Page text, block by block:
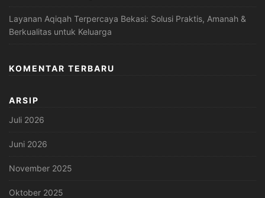
Layanan Aqiqah Terpercaya Bekasi: Solusi Praktis, Amanah &
Berkualitas untuk Keluarga
KOMENTAR TERBARU
ARSIP
Juli 2026
Juni 2026
November 2025
Oktober 2025